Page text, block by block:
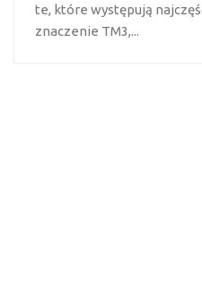
te, które występują
znaczenie TM3,...